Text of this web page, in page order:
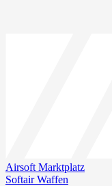
Airsoft Marktplatz
Softair Waffen